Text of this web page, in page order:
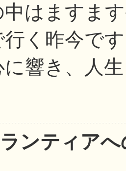
中はますま
行く昨今で
に響き、人
ンティア